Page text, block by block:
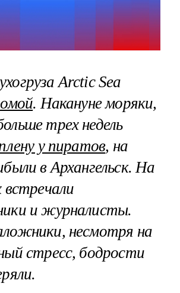
Arctic Sea
. Накануне моряки,
трех недель
у пиратов, на
в Архангельск. На
встречали
и журналисты.
несмотря на
стресс, бодрости